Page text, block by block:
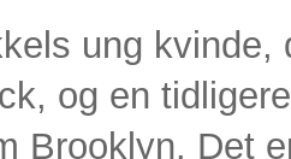
ung kvinde,
og en
Brooklyn. Det